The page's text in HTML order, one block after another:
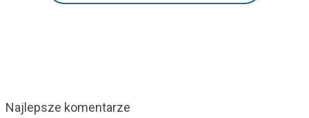
Najlepsze komentarze